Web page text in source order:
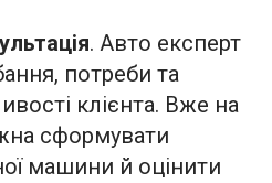
. Авто експерт
потреби та
клієнта. Вже на
сформувати
машини й оцінити